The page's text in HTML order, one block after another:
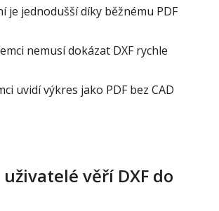
je jednodušší díky běžnému PDF
nemusí dokázat DXF rychle
uvidí výkres jako PDF bez CAD
uživatelé věří DXF do